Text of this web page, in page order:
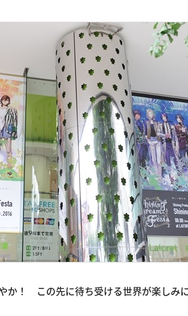
か！ この先に待ち受ける世界が楽しみに